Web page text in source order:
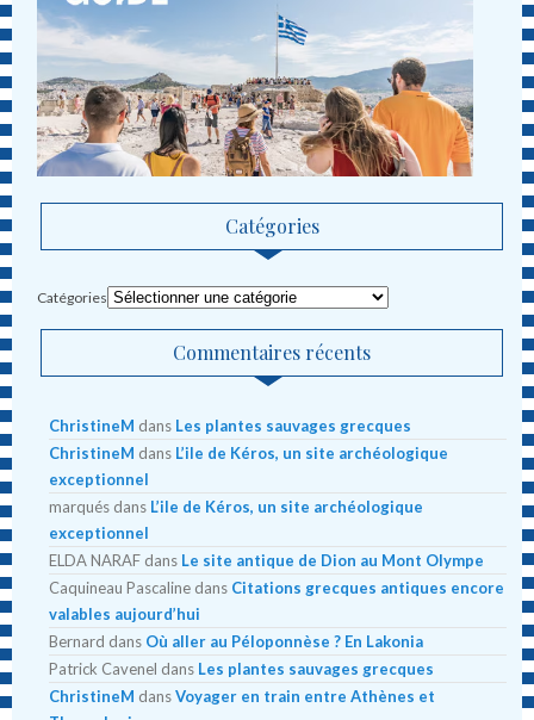
Catégories
Catégories
Commentaires récents
ChristineM dans Les plantes sauvages grecques
ChristineM dans L’ile de Kéros, un site archéologique
exceptionnel
marqués dans L’ile de Kéros, un site archéologique
exceptionnel
ELDA NARAF dans Le site antique de Dion au Mont Olympe
Caquineau Pascaline dans Citations grecques antiques encore
valables aujourd’hui
Bernard dans Où aller au Péloponnèse ? En Lakonia
Patrick Cavenel dans Les plantes sauvages grecques
ChristineM dansVoyager en train entre Athènes et